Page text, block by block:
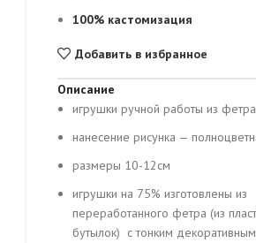
100% кастомизация
Добавить в избранное
Описание
игрушки ручной работы из фетра
нанесение рисунка —
размеры 10-12см
игрушки на 75% изготовлены из
переработанного фетра (из
бутылок) с тонким